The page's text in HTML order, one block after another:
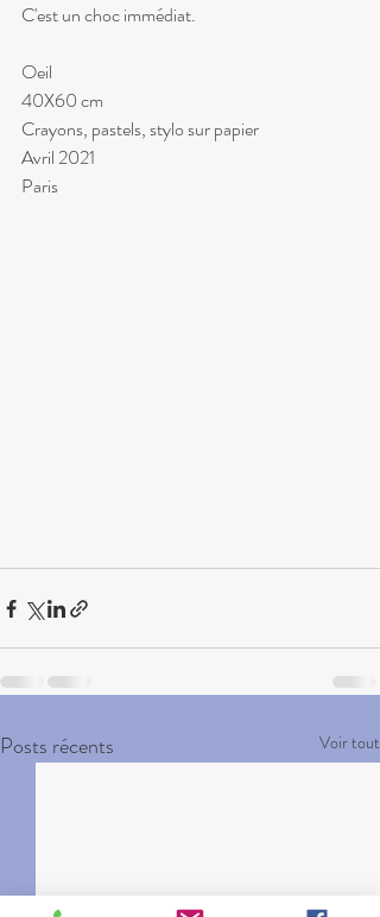
C'est un choc immédiat.
Oeil
40X60 cm
Crayons, pastels, stylo sur papier
Avril 2021
Paris
Posts récents Voir tout